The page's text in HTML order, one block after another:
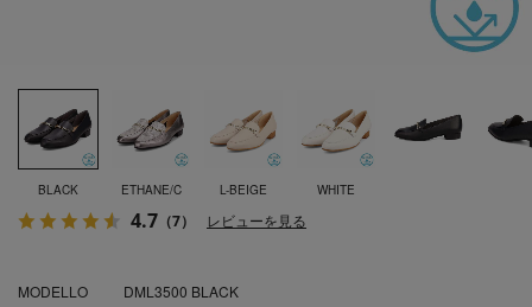
BLACK ETHANE/C L-BEIGE WHITE
4.7 （7） レビューを見る
MODELLO DML3500 BLACK